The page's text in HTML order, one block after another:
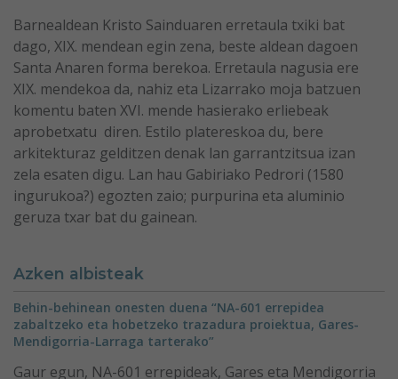
Barnealdean Kristo Sainduaren erretaula txiki bat
dago, XIX. mendean egin zena, beste aldean dagoen
Santa Anaren forma berekoa. Erretaula nagusia ere
XIX. mendekoa da, nahiz eta Lizarrako moja batzuen
komentu baten XVI. mende hasierako erliebeak
aprobetxatu diren. Estilo platereskoa du, bere
arkitekturaz gelditzen denak lan garrantzitsua izan
zela esaten digu. Lan hau Gabiriako Pedrori (1580
ingurukoa?) egozten zaio; purpurina eta aluminio
geruza txar bat du gainean.
Azken albisteak
Behin-behinean onesten duena “NA-601 errepidea
zabaltzeko eta hobetzeko trazadura proiektua, Gares-
Mendigorria-Larraga tarterako”
Gaur egun, NA-601 errepideak, Gares eta Mendigorria